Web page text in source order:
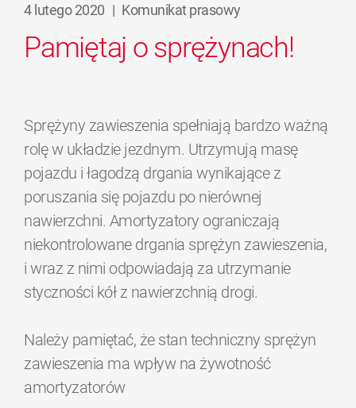
4 lutego 2020 | Komunikat prasowy
Pamiętaj o sprężynach!
Sprężyny zawieszenia spełniają bardzo ważną
rolę w układzie jezdnym. Utrzymują masę
pojazdu i łagodzą drgania wynikające z
poruszania się pojazdu po nierównej
nawierzchni. Amortyzatory ograniczają
niekontrolowane drgania sprężyn zawieszenia,
i wraz z nimi odpowiadają za utrzymanie
styczności kół z nawierzchnią drogi.
Należy pamiętać, że stan techniczny sprężyn
zawieszenia ma wpływ na żywotność
amortyzatorów